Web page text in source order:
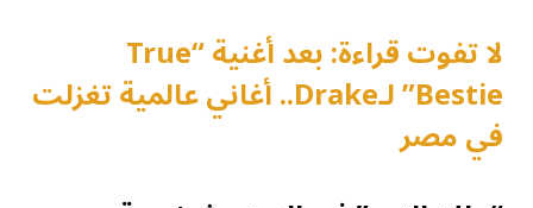
لا تفوت قراءة: بعد أغنية “True
Bestie” لـDrake.. أغاني عالمية تغزلت
في مصر